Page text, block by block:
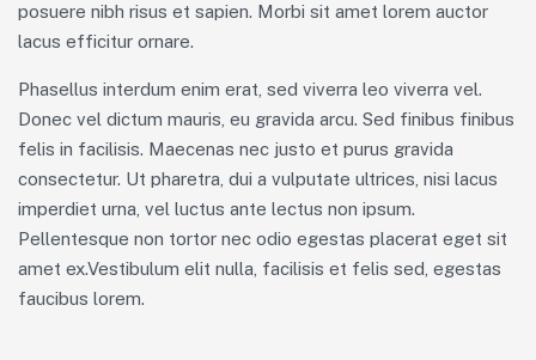
posuere nibh risus et sapien. Morbi sit amet lorem auctor
lacus efficitur ornare.
Phasellus interdum enim erat, sed viverra leo viverra vel.
Donec vel dictum mauris, eu gravida arcu. Sed finibus finibus
felis in facilisis. Maecenas nec justo et purus gravida
consectetur. Ut pharetra, dui a vulputate ultrices, nisi lacus
imperdiet urna, vel luctus ante lectus non ipsum.
Pellentesque non tortor nec odio egestas placerat eget sit
amet ex.Vestibulum elit nulla, facilisis et felis sed, egestas
faucibus lorem.